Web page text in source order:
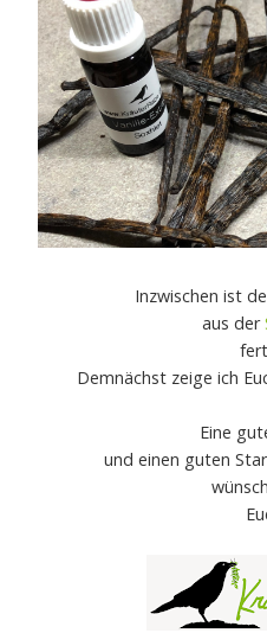
Inzwischen ist
aus der
Demnächst zeige ich
Eine
und einen guten